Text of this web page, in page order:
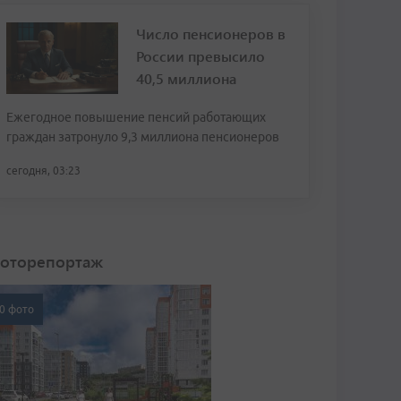
Число пенсионеров в
России превысило
40,5 миллиона
Ежегодное повышение пенсий работающих
граждан затронуло 9,3 миллиона пенсионеров
сегодня, 03:23
фото